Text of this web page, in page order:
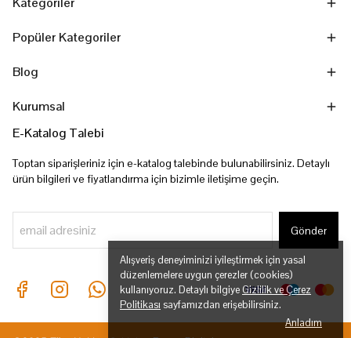
Alışveriş deneyiminizi iyileştirmek için yasal
düzenlemelere uygun çerezler (cookies)
kullanıyoruz. Detaylı bilgiye Gizlilik ve Çerez
Politikası sayfamızdan erişebilirsiniz.
Anladım
Popüler Kategoriler
Blog
Kurumsal
E-Katalog Talebi
Toptan siparişleriniz için e-katalog talebinde bulunabilirsiniz. Detaylı
ürün bilgileri ve fiyatlandırma için bizimle iletişime geçin.
Gönder